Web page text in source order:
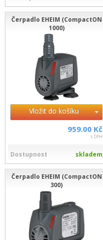
Čerpadlo EHEIM (CompactON
1000)
Vložit do košíku
959.00 Kč
s DPH
Dostupnost skladem
Čerpadlo EHEIM (CompactON
300)